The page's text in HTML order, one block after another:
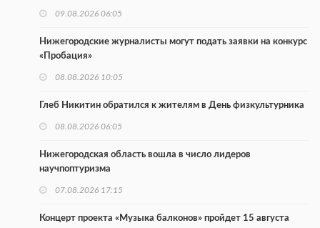
09.08.2026 06:05
Нижегородские журналисты могут подать заявки на конкурс
«Пробация»
08.08.2026 10:05
Глеб Никитин обратился к жителям в День физкультурника
08.08.2026 06:05
Нижегородская область вошла в число лидеров
научпоптуризма
07.08.2026 17:15
Концерт проекта «Музыка балконов» пройдет 15 августа